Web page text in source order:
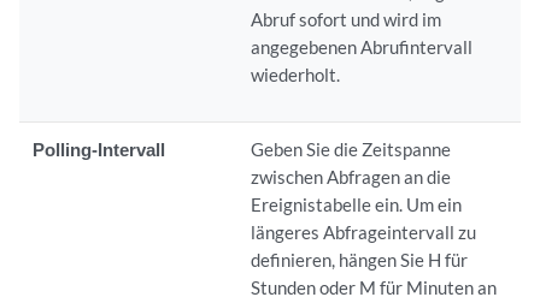
Abruf sofort und wird im
angegebenen Abrufintervall
wiederholt.
Polling-Intervall
Geben Sie die Zeitspanne
zwischen Abfragen an die
Ereignistabelle ein. Um ein
längeres Abfrageintervall zu
definieren, hängen Sie H für
Stunden oder M für Minuten an